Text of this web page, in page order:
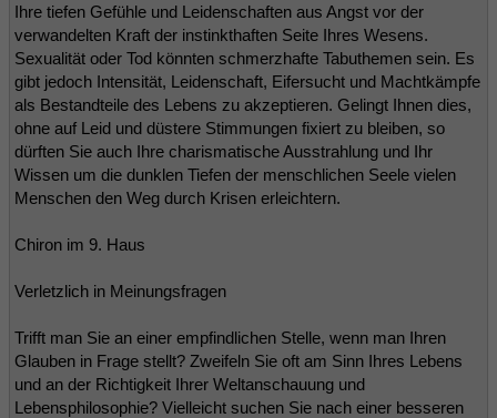
Ihre tiefen Gefühle und Leidenschaften aus Angst vor der
verwandelten Kraft der instinkthaften Seite Ihres Wesens.
Sexualität oder Tod könnten schmerzhafte Tabuthemen sein. Es
gibt jedoch Intensität, Leidenschaft, Eifersucht und Machtkämpfe
als Bestandteile des Lebens zu akzeptieren. Gelingt Ihnen dies,
ohne auf Leid und düstere Stimmungen fixiert zu bleiben, so
dürften Sie auch Ihre charismatische Ausstrahlung und Ihr
Wissen um die dunklen Tiefen der menschlichen Seele vielen
Menschen den Weg durch Krisen erleichtern.
Chiron im 9. Haus
Verletzlich in Meinungsfragen
Trifft man Sie an einer empfindlichen Stelle, wenn man Ihren
Glauben in Frage stellt? Zweifeln Sie oft am Sinn Ihres Lebens
und an der Richtigkeit Ihrer Weltanschauung und
Lebensphilosophie? Vielleicht suchen Sie nach einer besseren